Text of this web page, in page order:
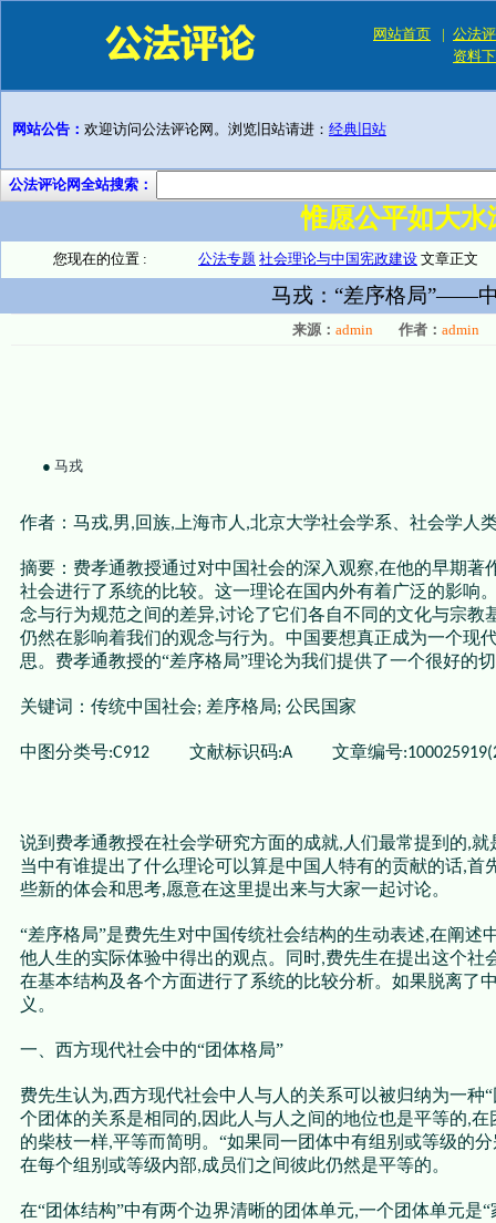
网站首页 | 公法
资料
网站公告： 欢迎访问公法评论网。浏览旧站请进： 经典旧站
公法评论网全站搜索：
惟愿公平如大
您现在的位置 : 公法专题 社会理论与中国宪政建设 文章正文
马戎：“差序格局”——
来源： admin 作者： admin
● 马戎
作者：马戎,男,回族, 上海市人 ,北京大学社会学系、社会学人
摘要：费孝通教授通过对中国社会的深入观察,在他的早期著
社会进行了系统的比较。这一理论在国内外有着广泛的影响
念与行为规范之间的差异,讨论了它们各自不同的文化与宗教
仍然在影响着我们的观念与行为。中国要想真正成为一个现
思。费孝通教授的“差序格局”理论为我们提供了一个很好的
关键词：传统中国社会; 差序格局; 公民国家
中图分类号:C912 文献标识码:A 文章编号
说到费孝通教授在社会学研究方面的成就, 人们最常提到的,就
当中有谁提出了什么理论可以算是中国人特有的贡献的话,首
些新的体会和思考,愿意在这里提出来与大家一起讨论。
“差序格局”是费先生对中国传统社会结构的生动表述,在阐述
他人生的实际体验中得出的观点。同时,费先生在提出这个社
在基本结构及各个方面进行了系统的比较分析。如果脱离了
义。
一、西方现代社会中的“团体格局”
费先生认为,西方现代社会中人与人的关系可以被归纳为一种“
个团体的关系是相同的,因此人与人之间的地位也是平等的,在
的柴枝一样,平等而简明。“如果同一团体中有组别或等级的分
在每个组别或等级内部,成员们之间彼此仍然是平等的。
在“团体结构”中有两个边界清晰的团体单元,一个团体单元是“